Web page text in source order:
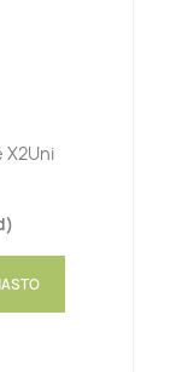
X2Uni